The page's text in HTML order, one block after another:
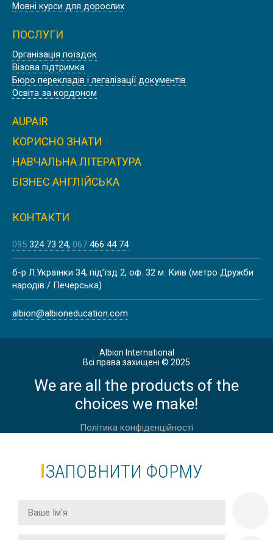
ILLINOIS STATE UNIVERSITY | CША
COLORADO STATE UNIVERSITY |
UNIVERSITY OF APPLIED SCIENCES
FRANKFURT, НІМЕЧЧИНА
UNIVERSITY OF APPLIED SCIENCES
MUNICH I НІМЕЧЧИНА
IUBH UNIVERSITY OF APPLIED
SCIENCES НІМЕЧЧИНА
Мовні курси для дорослих
ПОСЛУГИ
Організація поїздок
Візова підтримка
Бюро перекладів і легалізації документів
Освіта за кордоном
AUPAIR
КОРИСНО ЗНАТИ
НАВЧАЛЬНА ЛІТЕРАТУРА
БІЗНЕС АНГЛІЙСЬКА
КОНТАКТИ
095 324 73 24 067 466 44 74
б-р Л.Українки 34, під’їзд 2, оф. 32 м. Київ (метро Дружби
народів / Печерська)
albion@albioneducation.com
Albion International
Всі права захищені © 2025
We are all the products of the
choices we make!
Політика конфіденційності
ЗАПОВНИТИ ФОРМУ